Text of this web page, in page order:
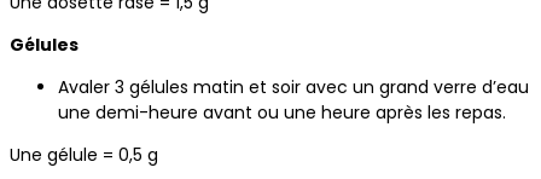
Gélules
Avaler 3 gélules matin et soir avec un grand verre d’eau
une demi-heure avant ou une heure après les repas.
Une gélule = 0,5 g